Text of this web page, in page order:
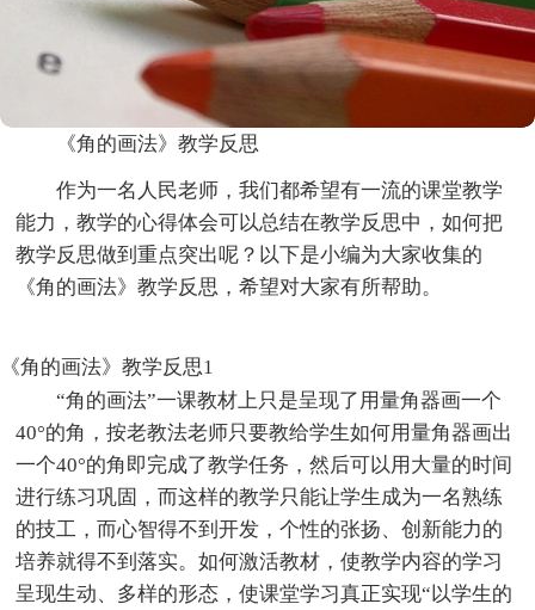
《角的画法》教学反思
作为一名人民老师，我们都希望有一流的课堂教学
能力，教学的心得体会可以总结在教学反思中，如何把
教学反思做到重点突出呢？以下是小编为大家收集的
《角的画法》教学反思，希望对大家有所帮助。
《角的画法》教学反思1
“角的画法”一课教材上只是呈现了用量角器画一个
40°的角，按老教法老师只要教给学生如何用量角器画出
一个40°的角即完成了教学任务，然后可以用大量的时间
进行练习巩固，而这样的教学只能让学生成为一名熟练
的技工，而心智得不到开发，个性的张扬、创新能力的
培养就得不到落实。如何激活教材，使教学内容的学习
呈现生动、多样的形态，使课堂学习真正实现“以学生的